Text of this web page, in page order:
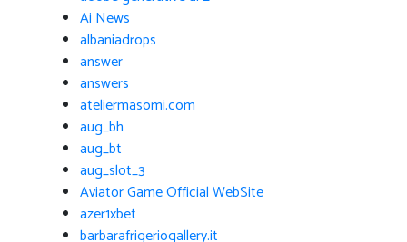
Ai News
albaniadrops
answer
answers
ateliermasomi.com
aug_bh
aug_bt
aug_slot_3
Aviator Game Official WebSite
azer1xbet
barbarafrigeriogallery.it